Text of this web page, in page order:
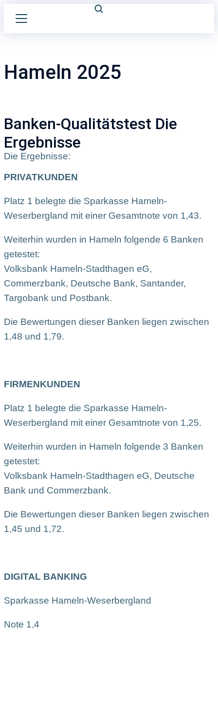
Hameln 2025
Banken-Qualitätstest Die
Ergebnisse
Die Ergebnisse:
PRIVATKUNDEN
Platz 1 belegte die Sparkasse Hameln-
Weserbergland mit einer Gesamtnote von 1,43.
Weiterhin wurden in Hameln folgende 6 Banken
getestet:
Volksbank Hameln-Stadthagen eG,
Commerzbank, Deutsche Bank, Santander,
Targobank und Postbank.
Die Bewertungen dieser Banken liegen zwischen
1,48 und 1,79.
FIRMENKUNDEN
Platz 1 belegte die Sparkasse Hameln-
Weserbergland mit einer Gesamtnote von 1,25.
Weiterhin wurden in Hameln folgende 3 Banken
getestet:
Volksbank Hameln-Stadthagen eG, Deutsche
Bank und Commerzbank.
Die Bewertungen dieser Banken liegen zwischen
1,45 und 1,72.
DIGITAL BANKING
Sparkasse Hameln-Weserbergland
Note 1,4